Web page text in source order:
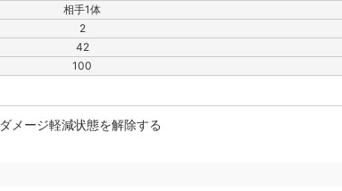
相手1体
2
42
100
メージ軽減状態を解除する